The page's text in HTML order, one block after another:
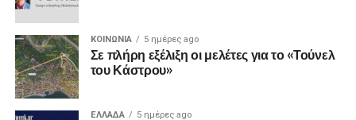
ΚΟΙΝΩΝΙΑ 5 ημέρες ago
Σε πλήρη εξέλιξη οι μελέτες για το «Τούνελ
του Κάστρου»
ΕΛΛΑΔΑ 5 ημέρες ago